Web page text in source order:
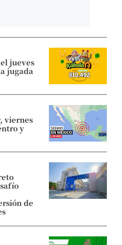
jueves
jugada
viernes
y
de